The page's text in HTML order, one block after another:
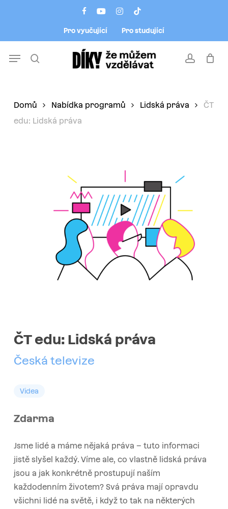
facebookyoutubeinstagram
tiktok
Pro vyučující Pro studující
account
Menu
Domů Nabídka programů Lidská práva
ČT
edu: Lidská práva
ČT edu: Lidská práva
Česká televize
Videa
Zdarma
Jsme lidé a máme nějaká práva – tuto informaci
jistě slyšel každý. Víme ale, co vlastně lidská práva
jsou a jak konkrétně prostupují naším
každodenním životem? Svá práva mají opravdu
všichni lidé na světě, i když to tak na některých